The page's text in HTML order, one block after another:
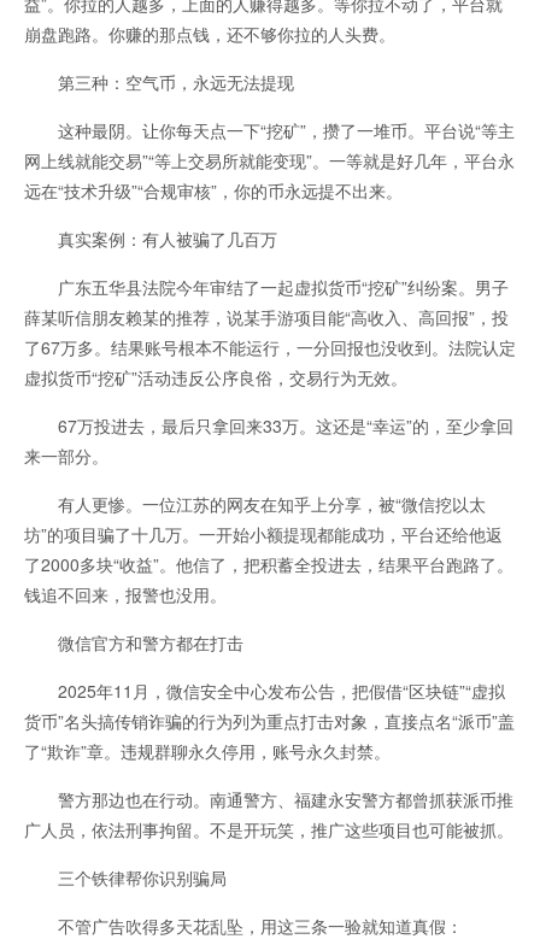
崩盘跑路。你赚的那点钱，还不够你拉的人头费。
第三种：空气币，永远无法提现
这种最阴。让你每天点一下“挖矿”，攒了一堆币。平台说“等主
网上线就能交易”“等上交易所就能变现”。一等就是好几年，平台永
远在“技术升级”“合规审核”，你的币永远提不出来。
真实案例：有人被骗了几百万
广东五华县法院今年审结了一起虚拟货币“挖矿”纠纷案。男子
薛某听信朋友赖某的推荐，说某手游项目能“高收入、高回报”，投
了67万多。结果账号根本不能运行，一分回报也没收到。法院认定
虚拟货币“挖矿”活动违反公序良俗，交易行为无效。
67万投进去，最后只拿回来33万。这还是“幸运”的，至少拿回
来一部分。
有人更惨。一位江苏的网友在知乎上分享，被“微信挖以太
坊”的项目骗了十几万。一开始小额提现都能成功，平台还给他返
了2000多块“收益”。他信了，把积蓄全投进去，结果平台跑路了。
钱追不回来，报警也没用。
微信官方和警方都在打击
2025年11月，微信安全中心发布公告，把假借“区块链”“虚拟
货币”名头搞传销诈骗的行为列为重点打击对象，直接点名“派币”盖
了“欺诈”章。违规群聊永久停用，账号永久封禁。
警方那边也在行动。南通警方、福建永安警方都曾抓获派币推
广人员，依法刑事拘留。不是开玩笑，推广这些项目也可能被抓。
三个铁律帮你识别骗局
不管广告吹得多天花乱坠，用这三条一验就知道真假：